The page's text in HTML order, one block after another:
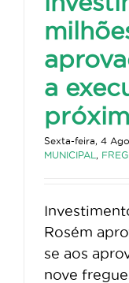
a
Sexta-feira, 4
MUNICIPAL ,
Rosém
se aos
nove